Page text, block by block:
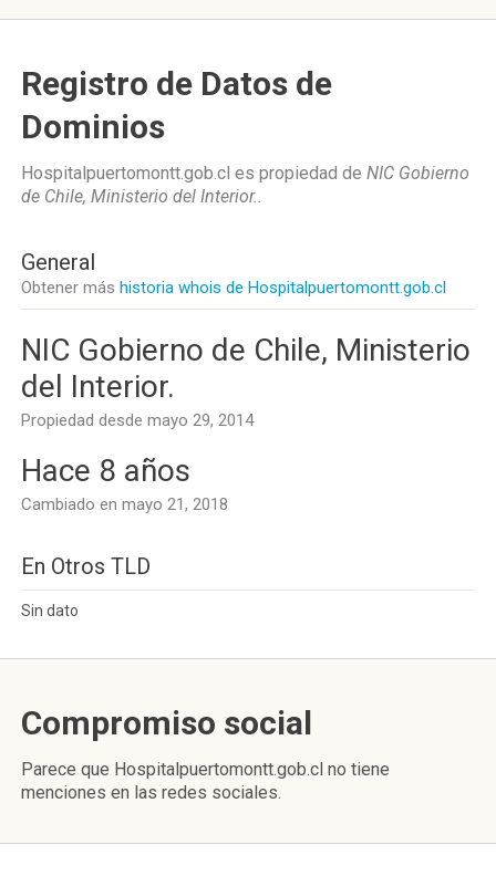
Registro de Datos de
Dominios
Hospitalpuertomontt.gob.cl es propiedad de NIC Gobierno
de Chile, Ministerio del Interior..
General
Obtener más historia whois de Hospitalpuertomontt.gob.cl
NIC Gobierno de Chile, Ministerio
del Interior.
Propiedad desde mayo 29, 2014
Hace 8 años
Cambiado en mayo 21, 2018
En Otros TLD
Sin dato
Compromiso social
Parece que Hospitalpuertomontt.gob.cl no tiene
menciones en las redes sociales.